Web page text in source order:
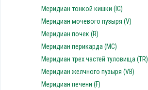
Меридиан тонкой кишки (IG)
Меридиан мочевого пузыря (V)
Меридиан почек (R)
Меридиан перикарда (MC)
Меридиан трех частей туловища (TR)
Меридиан желчного пузыря (VB)
Меридиан печени (F)